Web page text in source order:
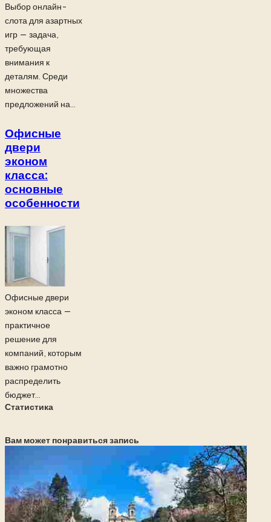
Выбор онлайн-
слота для азартных
игр — задача,
требующая
внимания к
деталям. Среди
множества
предложений на...
Офисные
двери
эконом
класса:
основные
особенности
Офисные двери
эконом класса —
практичное
решение для
компаний, которым
важно грамотно
распределить
бюджет...
Статистика
Вам может понравиться запись